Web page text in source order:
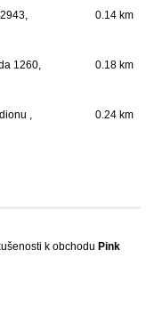
0.14 km
1260,
0.18 km
,
0.24 km
k obchodu Pink